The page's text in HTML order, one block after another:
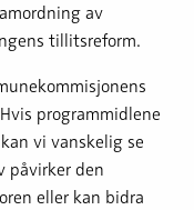
av
tillitsreform.
programmidlene
vi vanskelig se
påvirker den
eller kan bidra